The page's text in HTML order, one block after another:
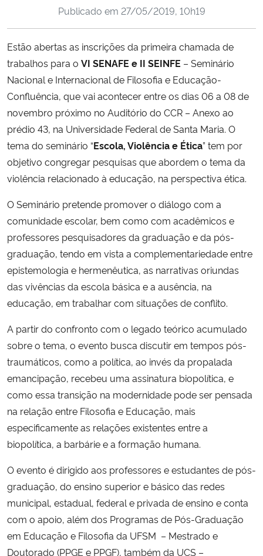
Ministério da Cidadania
Ministério de Minas e Energia
Ministério da Ciência, Tecnologia, Inovações e Comunicações
Ministério do Meio Ambiente
Ministério do Turismo
Controladoria-Geral da União
Ministério da Mulher, da Família e dos Direitos Humanos
Secretaria-Geral
Gabinete de Segurança Institucional
Advocacia-Geral da União
Banco Central do Brasil
Planalto
Publicado em 27/05/2019, 10h19
Estão abertas as inscrições da primeira chamada de
trabalhos para o VI SENAFE e II SEINFE – Seminário
Nacional e Internacional de Filosofia e Educação-
Confluência, que vai acontecer entre os dias 06 a 08 de
novembro próximo no Auditório do CCR – Anexo ao
prédio 43, na Universidade Federal de Santa Maria. O
tema do seminário “Escola, Violência e Ética” tem por
objetivo congregar pesquisas que abordem o tema da
violência relacionado à educação, na perspectiva ética.
O Seminário pretende promover o diálogo com a
comunidade escolar, bem como com acadêmicos e
professores pesquisadores da graduação e da pós-
graduação, tendo em vista a complementariedade entre
epistemologia e hermenêutica, as narrativas oriundas
das vivências da escola básica e a ausência, na
educação, em trabalhar com situações de conflito.
A partir do confronto com o legado teórico acumulado
sobre o tema, o evento busca discutir em tempos pós-
traumáticos, como a política, ao invés da propalada
emancipação, recebeu uma assinatura biopolítica, e
como essa transição na modernidade pode ser pensada
na relação entre Filosofia e Educação, mais
especificamente as relações existentes entre a
biopolítica, a barbárie e a formação humana.
O evento é dirigido aos professores e estudantes de pós-
graduação, do ensino superior e básico das redes
municipal, estadual, federal e privada de ensino e conta
com o apoio, além dos Programas de Pós-Graduação
em Educação e Filosofia da UFSM – Mestrado e
Doutorado (PPGE e PPGF), também da UCS –